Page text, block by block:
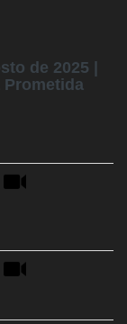
de 2025 |